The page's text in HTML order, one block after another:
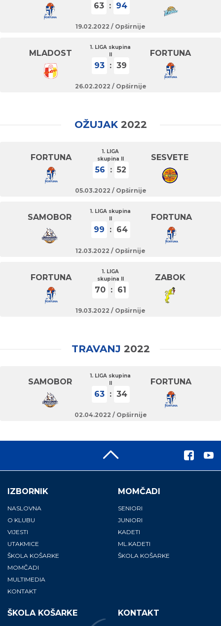
63 : 94
19.02.2022 / Opširnije
MLADOST
93 : 39
1. LIGA skupina
II
FORTUNA
26.02.2022 / Opširnije
OŽUJAK 2022
FORTUNA
56
: 52
1. LIGA
skupina II
SESVETE
05.03.2022 / Opširnije
SAMOBOR
99
: 64
1. LIGA skupina
FORTUNA
12.03.2022 / Opširnije
FORTUNA
70 : 61
1. LIGA
skupina II
ZABOK
19.03.2022 / Opširnije
TRAVANJ 2022
SAMOBOR
63
: 34
1. LIGA skupina
II
FORTUNA
02.04.2022 / Opširnije
IZBORNIK
NASLOVNA
O KLUBU
VIJESTI
UTAKMICE
ŠKOLA KOŠARKE
MOMČADI
MULTIMEDIA
KONTAKT
MOMČADI
SENIORI
JUNIORI
KADETI
ML.KADETI
ŠKOLA KOŠARKE
ŠKOLA KOŠARKE KONTAKT